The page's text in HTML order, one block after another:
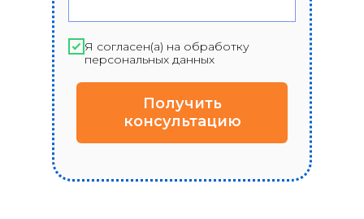
Я согласен(а) на обработку
персональных данных
Получить
консультацию